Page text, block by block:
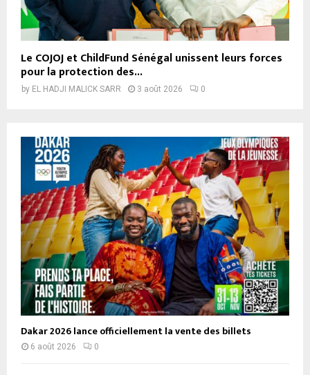
Le COJOJ et ChildFund Sénégal unissent leurs forces
pour la protection des...
by EL HADJI MALICK SARR 3 août 2026 0
Dakar 2026 lance officiellement la vente des billets
6 août 2026 0